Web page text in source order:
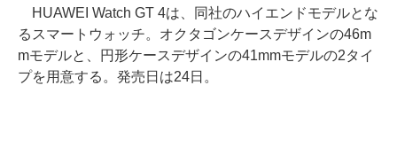
HUAWEI Watch GT 4は、同社のハイエンドモデルとな
るスマートウォッチ。オクタゴンケースデザインの46m
mモデルと、円形ケースデザインの41mmモデルの2タイ
プを用意する。発売日は24日。